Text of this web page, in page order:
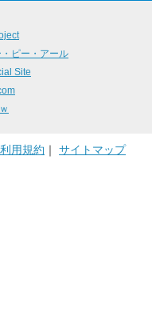
ピー・アール
Site
利用規約 ｜ サイトマップ